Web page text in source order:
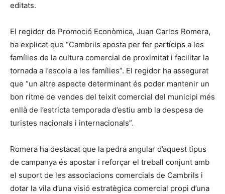
editats.
El regidor de Promoció Econòmica, Juan Carlos Romera,
ha explicat que “Cambrils aposta per fer partícips a les
famílies de la cultura comercial de proximitat i facilitar la
tornada a l’escola a les famílies”. El regidor ha assegurat
que “un altre aspecte determinant és poder mantenir un
bon ritme de vendes del teixit comercial del municipi més
enllà de l’estricta temporada d’estiu amb la despesa de
turistes nacionals i internacionals”.
Romera ha destacat que la pedra angular d’aquest tipus
de campanya és apostar i reforçar el treball conjunt amb
el suport de les associacions comercials de Cambrils i
dotar la vila d’una visió estratègica comercial propi d’una